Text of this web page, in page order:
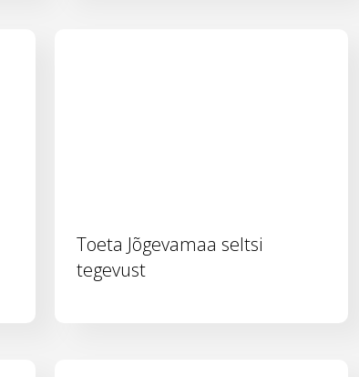
Toeta Jõgevamaa seltsi
tegevust